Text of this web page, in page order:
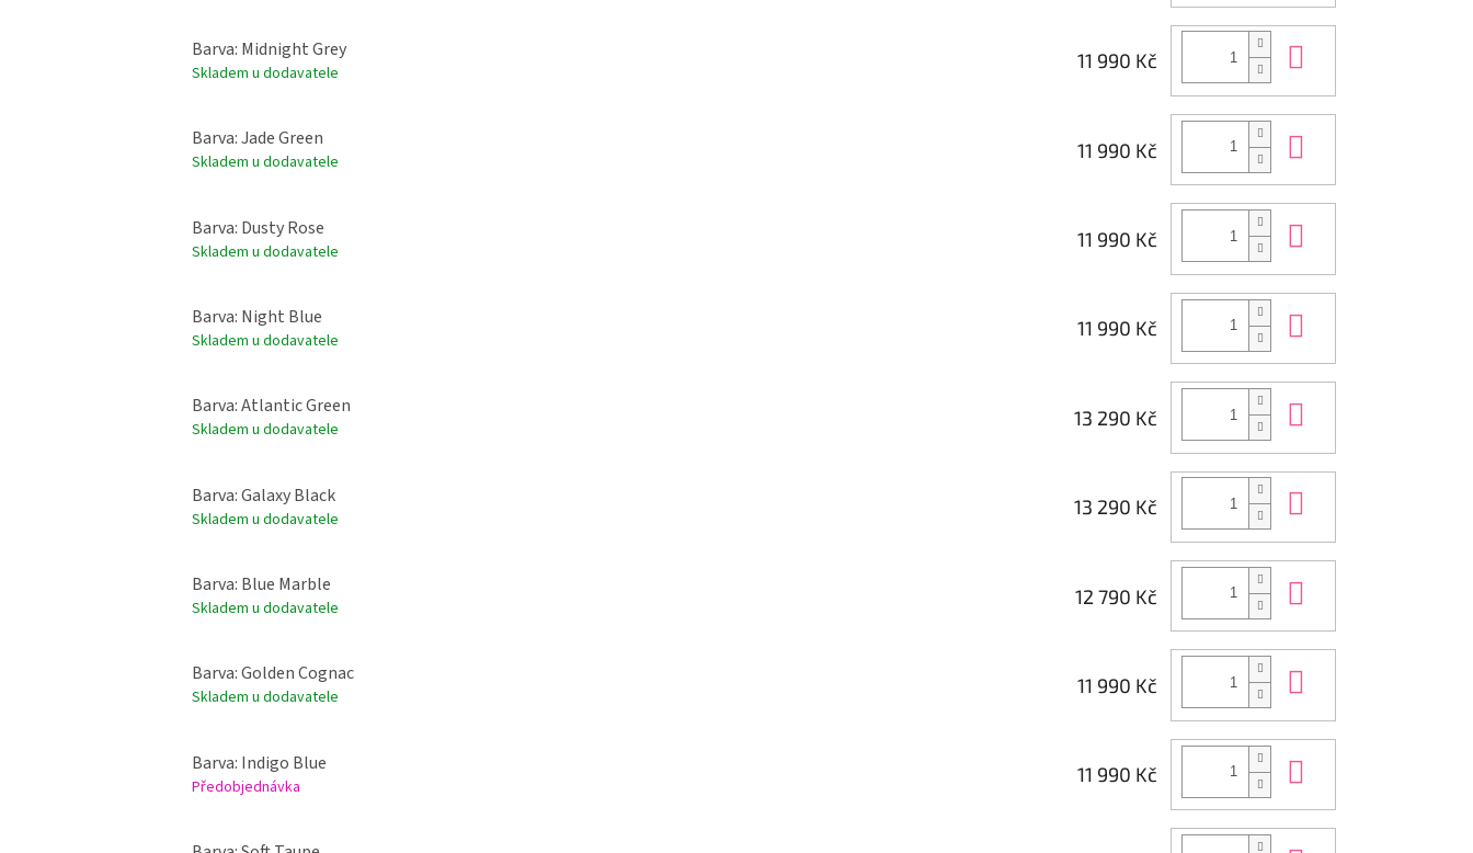
Barva: Midnight Grey
Skladem u dodavatele
11 990 Kč
Barva: Jade Green
Skladem u dodavatele
11 990 Kč
Barva: Dusty Rose
Skladem u dodavatele
11 990 Kč
Barva: Night Blue
Skladem u dodavatele
11 990 Kč
Barva: Atlantic Green
Skladem u dodavatele
13 290 Kč
Barva: Galaxy Black
Skladem u dodavatele
13 290 Kč
Barva: Blue Marble
Skladem u dodavatele
12 790 Kč
Barva: Golden Cognac
Skladem u dodavatele
11 990 Kč
Barva: Indigo Blue
Předobjednávka
11 990 Kč